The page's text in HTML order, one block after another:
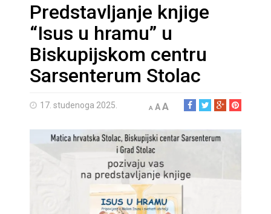
Predstavljanje knjige
“Isus u hramu” u
Biskupijskom centru
Sarsenterum Stolac
17. studenoga 2025. A AA